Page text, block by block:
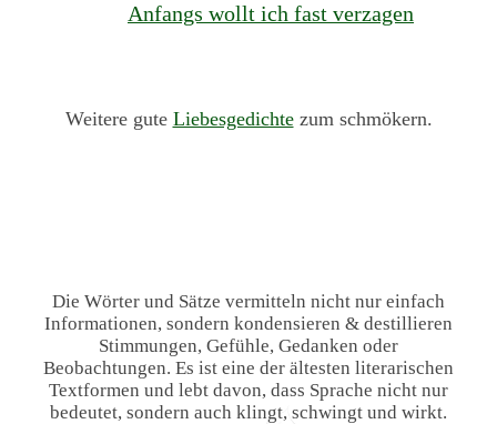
Anfangs wollt ich fast verzagen
Weitere gute Liebesgedichtezum schmökern.
Die Wörter und Sätze vermitteln nicht nur einfach
Informationen, sondern kondensieren & destillieren
Stimmungen, Gefühle, Gedanken oder
Beobachtungen. Es ist eine der ältesten literarischen
Textformen und lebt davon, dass Sprache nicht nur
bedeutet, sondern auch klingt, schwingt und wirkt.